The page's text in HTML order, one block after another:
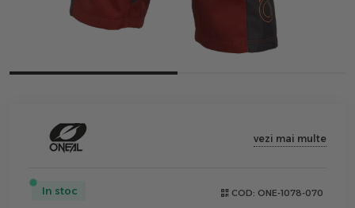
vezi mai multe
In stoc COD: ONE-1078-070